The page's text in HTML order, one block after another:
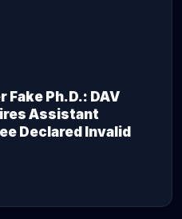
Fake Ph.D.: DAV
Assistant
Declared Invalid